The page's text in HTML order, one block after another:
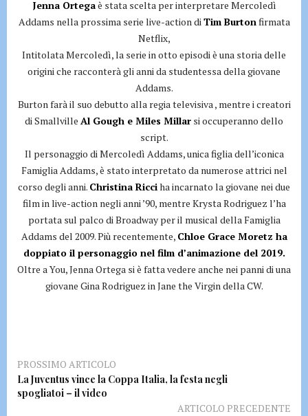
Jenna Ortegaè stata scelta per interpretare Mercoledì
Addams nella prossima serie live-action diTim Burtonfirmata
Netflix,
Intitolata Mercoledì, la serie in otto episodi è una storia delle
origini che racconterà gli anni da studentessa della giovane
Addams.
Burton farà il suo debutto alla regia televisiva , mentre i creatori
di Smallville Al Gough e Miles Millar si occuperanno dello
script.
Il personaggio di Mercoledì Addams, unica figlia dell’iconica
Famiglia Addams, è stato interpretato da numerose attrici nel
corso degli anni. Christina Ricciha incarnato la giovane nei due
film in live-action negli anni ’90, mentre Krysta Rodriguez l’ha
portata sul palco di Broadway per il musical della Famiglia
Addams del 2009. Più recentemente, Chloe Grace Moretz ha
doppiato il personaggio nel film d’animazione del 2019.
Oltre a You, Jenna Ortega si è fatta vedere anche nei panni di una
giovane Gina Rodriguez in Jane the Virgin della CW.
PROSSIMO ARTICOLO
La Juventus vince la Coppa Italia, la festa negli
spogliatoi – il video
ARTICOLO PRECEDENTE